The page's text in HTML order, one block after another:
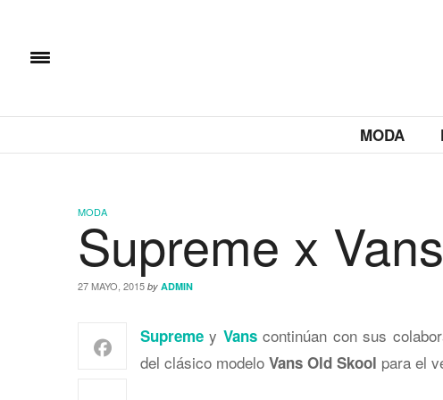
MODA
MODA
Supreme x
27 MAYO, 2015 by ADMIN
Supreme y Vanscontinúan con sus
del clásico modelo Vans Old Skool para el